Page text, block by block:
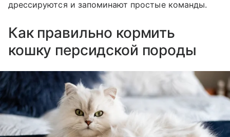
дрессируются и запоминают простые команды.
Как правильно кормить
кошку персидской породы